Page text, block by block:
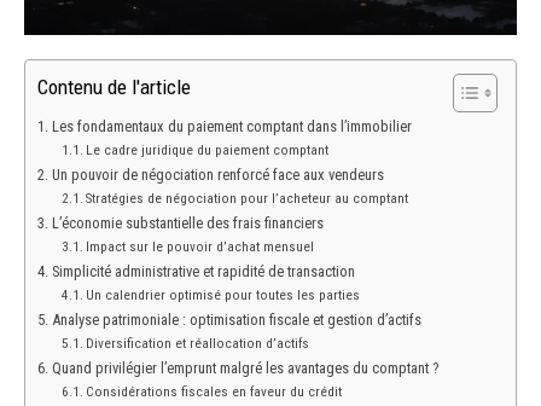
Contenu de l'article
Les fondamentaux du paiement comptant dans l’immobilier
Le cadre juridique du paiement comptant
Un pouvoir de négociation renforcé face aux vendeurs
Stratégies de négociation pour l’acheteur au comptant
L’économie substantielle des frais financiers
Impact sur le pouvoir d’achat mensuel
Simplicité administrative et rapidité de transaction
Un calendrier optimisé pour toutes les parties
Analyse patrimoniale : optimisation fiscale et gestion d’actifs
Diversification et réallocation d’actifs
Quand privilégier l’emprunt malgré les avantages du comptant ?
Considérations fiscales en faveur du crédit